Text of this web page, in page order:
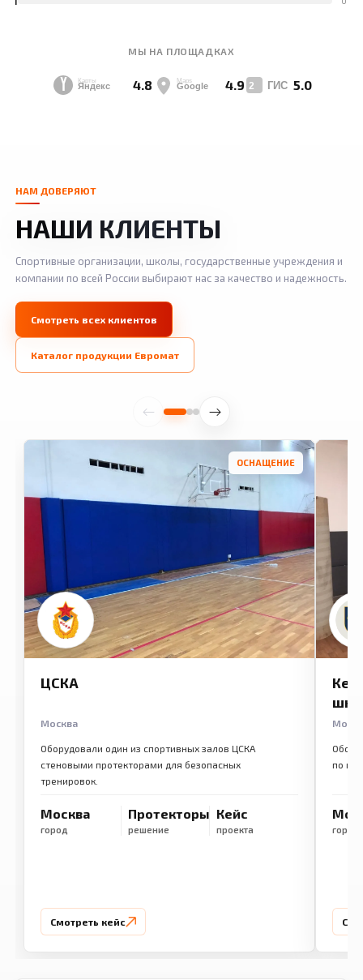
МЫ НА ПЛОЩАДКАХ
4.8 4.9 5.0
НАМ ДОВЕРЯЮТ
НАШИ КЛИЕНТЫ
Спортивные организации, школы, государственные учреждения и
компании по всей России выбирают нас за качество и надежность.
Смотреть всех клиентов
Каталог продукции Евромат
ОСНАЩЕНИЕ
ЦСКА
Москва
Оборудовали один из спортивных залов ЦСКА
стеновыми протекторами для безопасных
тренировок.
Москва
город
Протекторы
решение
Кейс
проекта
Смотреть кейс
по
город